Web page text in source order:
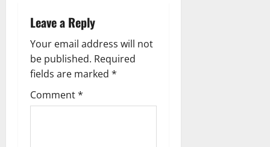
v
i
g
a
t
Leave a Reply
Your email address will not
be published. Required
fields are marked *
Comment*